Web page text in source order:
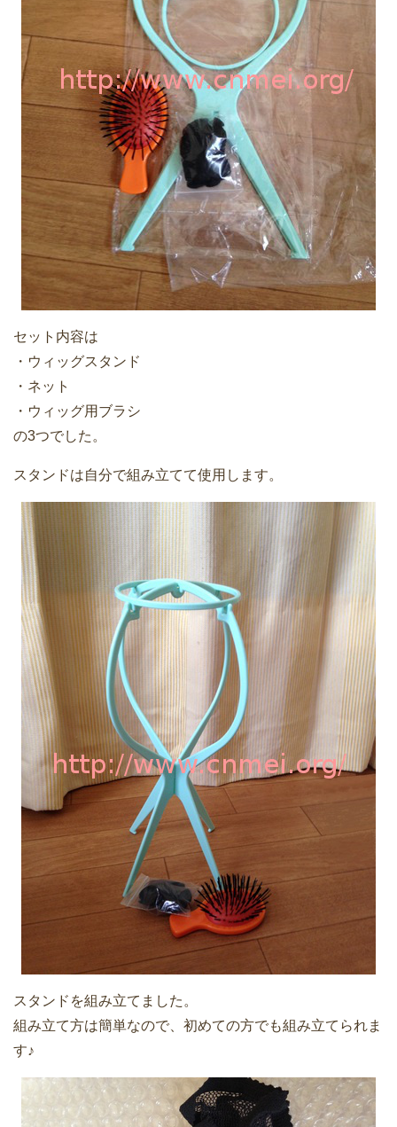
セット内容は
・ウィッグスタンド
・ネット
・ウィッグ用ブラシ
の3つでした。
スタンドは自分で組み立てて使用します。
スタンドを組み立てました。
組み立て方は簡単なので、初めての方でも組み立てられま
す♪